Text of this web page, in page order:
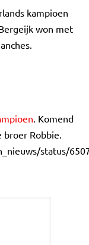
kampioen
won met
. Komend
Robbie.
status/